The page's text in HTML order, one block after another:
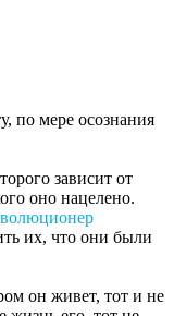
по мере осознания
зависит от
оно нацелено.
их, что они были
он живет, тот и не